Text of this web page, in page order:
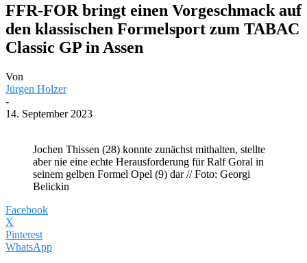
FFR-FOR bringt einen Vorgeschmack auf
den klassischen Formelsport zum TABAC
Classic GP in Assen
Von
Jürgen Holzer
-
14. September 2023
Jochen Thissen (28) konnte zunächst mithalten, stellte
aber nie eine echte Herausforderung für Ralf Goral in
seinem gelben Formel Opel (9) dar // Foto: Georgi
Belickin
Facebook
X
Pinterest
WhatsApp